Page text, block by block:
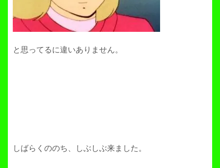
と思ってるに違いありません。
しばらくののち、しぶしぶ来ました。